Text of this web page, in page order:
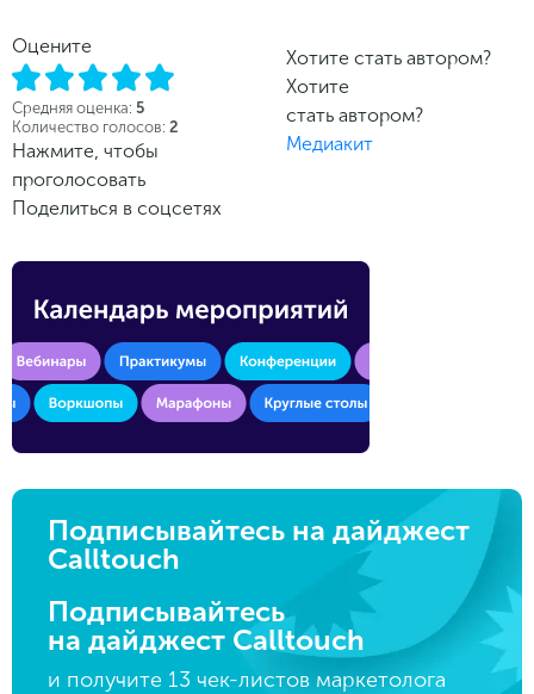
Оцените
Средняя оценка: 5
Количество голосов: 2
Нажмите, чтобы
проголосовать
Поделиться в соцсетях
Хотите стать автором?
Хотите
стать автором?
Медиакит
Подписывайтесь на дайджест
Calltouch
Подписывайтесь
на дайджест Calltouch
и получите 13 чек-листов маркетолога